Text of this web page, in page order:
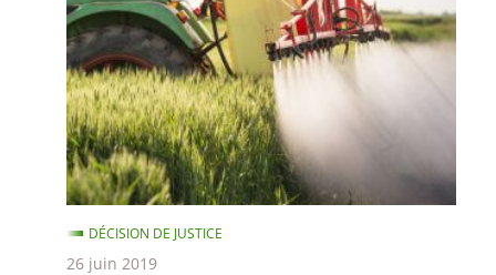
de
l'usage
des
pesticides
DÉCISION DE JUSTICE
26 juin 2019